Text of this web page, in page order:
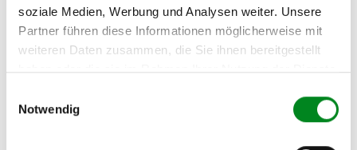
soziale Medien, Werbung und Analysen weiter. Unsere
Partner führen diese Informationen möglicherweise mit
weiteren Daten zusammen, die Sie ihnen bereitgestellt
haben oder die sie im Rahmen Ihrer Nutzung der Dienste
Notwendig
02541/8483601
Aufbereitungsprozess unserer